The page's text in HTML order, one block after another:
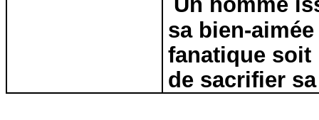
sa bien-
fanatique soit
de sacrifier